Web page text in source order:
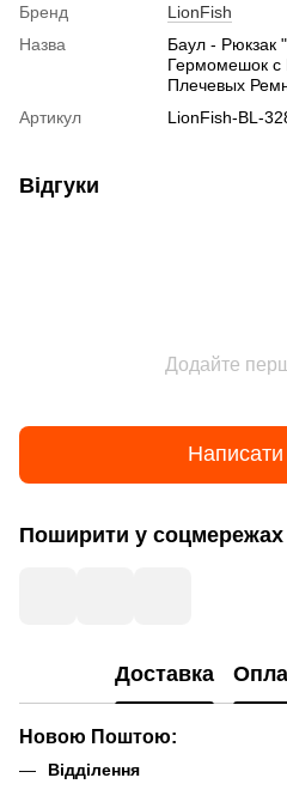
Бренд
LionFish
Назва
Баул - Рюкзак
Гермомешок с
Плечевых
Артикул
LionFish-BL-
Відгуки
Додайте
Написати
Поширити у соцмережах
Доставка
Новою Поштою:
Відділення